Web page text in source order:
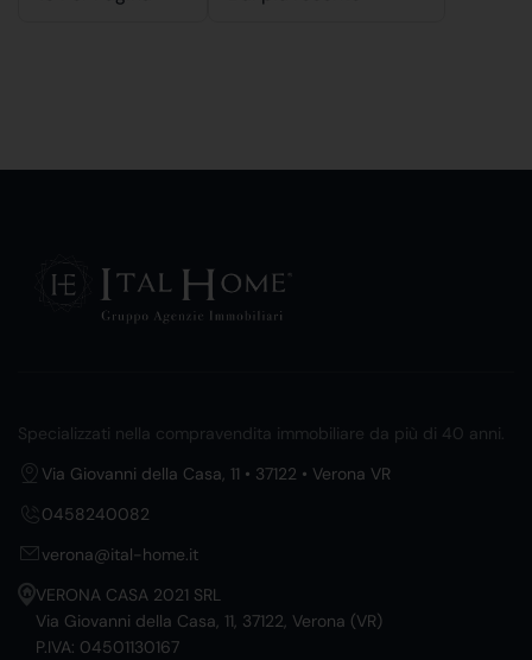
Specializzati nella compravendita immobiliare da più di 40 anni.
Via Giovanni della Casa, 11 • 37122 • Verona VR
0458240082
verona@ital-home.it
VERONA CASA 2021 SRL
Via Giovanni della Casa, 11, 37122, Verona (VR)
P.IVA: 04501130167